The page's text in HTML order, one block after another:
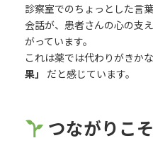
診察室でのちょっとした言
会話が、患者さんの心の支
がっています。
これは薬では代わりがきかな
果」
だと感じています。
つながりこ